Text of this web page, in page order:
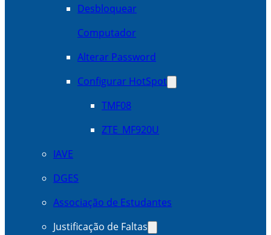
Desbloquear
Computador
Alterar Password
Configurar HotSpot
TMF08
ZTE_MF920U
IAVE
DGES
Associação de Estudantes
Justificação de Faltas